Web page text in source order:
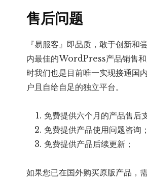
售后问题
『易服客』即品质，敢于创新和
内最佳的WordPress产品销售和
时我们也是目前唯一实现接通国
户且自给自足的独立平台。
免费提供六个月的产品售后
免费提供产品使用问题咨询；
免费提供产品后续更新；
如果您已在国外购买原版产品，